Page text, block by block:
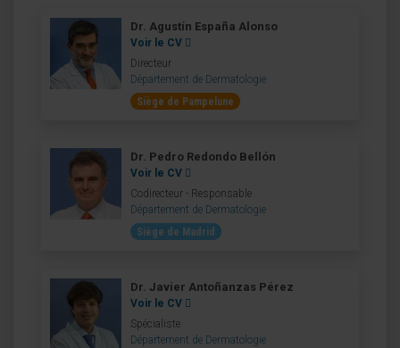
Dr. Agustín España Alonso
Voir le CV
Directeur
Département de Dermatologie
Siège de Pampelune
Dr. Pedro Redondo Bellón
Voir le CV
Codirecteur - Responsable
Département de Dermatologie
Siège de Madrid
Dr. Javier Antoñanzas Pérez
Voir le CV
Spécialiste
Département de Dermatologie